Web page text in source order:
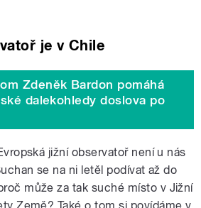
je v Chile
Zdeněk Bardon pomáhá
dalekohledy doslova po
jižní observatoř není u nás
se na ni letěl podívat až do
může za tak suché místo v Jižní